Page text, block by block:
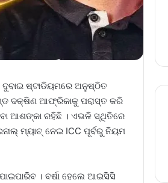
ଦୁବାଇ ଷ୍ଟାଡିୟମରେ ଅନୁଷ୍ଠିତ
ଦକ୍ଷିଣ ଆଫ୍ରିକାକୁ ପରାସ୍ତ କରି
ଆଶଙ୍କା ରହିଛି । ଏଭଳି ସ୍ଥିତିରେ
ମ୍ୟାଚ୍‌ ନେଇ ICC ପୂର୍ବରୁ ନିୟମ
। ବର୍ଷା ହେଲେ ଆଇସିସି